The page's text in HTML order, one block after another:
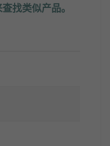
找类似产品。